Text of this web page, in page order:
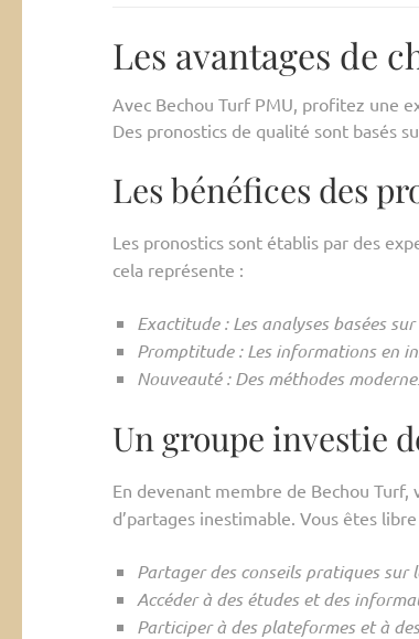
Les avantages de
Avec Bechou Turf PMU, profitez une
Des pronostics de qualité sont basés
Les bénéfices des
Les pronostics sont établis par des
cela représente :
Exactitude : Les analyses basées
Promptitude : Les informations en
Nouveauté : Des méthodes
Un groupe investie
En devenant membre de Bechou Turf,
d’partages inestimable. Vous êtes
Partager des conseils pratiques sur
Accéder à des études et des
Participer à des plateformes et à